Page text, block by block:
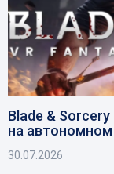
Blade &
на
30.07.2026